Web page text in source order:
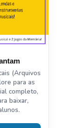
(Arquivos
para as
completo,
baixar,